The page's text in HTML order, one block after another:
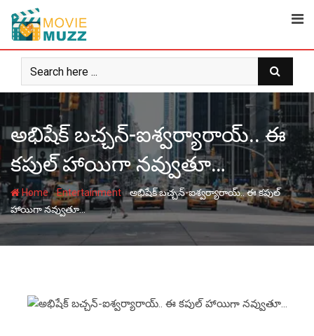
content
అభిషేక్‌ బచ్చన్‌-ఐశ్వర్యారాయ్‌.. ఈ
కపుల్‌ హాయిగా నవ్వుతూ…
Home-Entertainment-అభిషేక్‌ బచ్చన్‌-ఐశ్వర్యారాయ్‌.. ఈ కపుల్‌
హాయిగా నవ్వుతూ…